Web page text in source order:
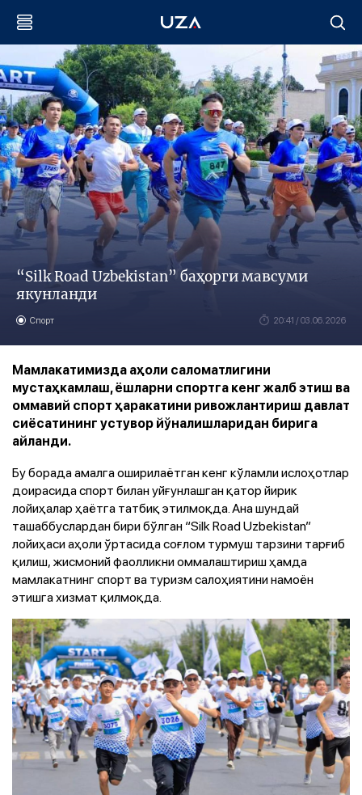
“Silk Road Uzbekistan” баҳорги мавсуми
якунланди
Спорт 20:41 / 03.06.2026
Мамлакатимизда аҳоли саломатлигини
мустаҳкамлаш, ёшларни спортга кенг жалб этиш ва
оммавий спорт ҳаракатини ривожлантириш давлат
сиёсатининг устувор йўналишларидан бирига
айланди.
Бу борада амалга оширилаётган кенг кўламли ислоҳотлар
доирасида спорт билан уйғунлашган қатор йирик
лойиҳалар ҳаётга татбиқ этилмоқда. Ана шундай
ташаббуслардан бири бўлган “Silk Road Uzbekistan”
лойиҳаси аҳоли ўртасида соғлом турмуш тарзини тарғиб
қилиш, жисмоний фаолликни оммалаштириш ҳамда
мамлакатнинг спорт ва туризм салоҳиятини намоён
этишга хизмат қилмоқда.